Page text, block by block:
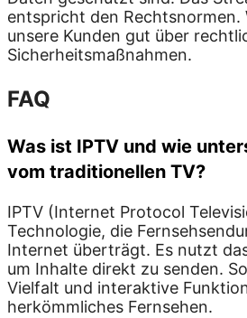
entspricht den Rechtsnormen.
unsere Kunden gut über
Sicherheitsmaßnahmen.
FAQ
Was ist IPTV und wie
vom traditionellen TV?
IPTV (Internet Protocol
Technologie, die
Internet überträgt. Es nutzt
um Inhalte direkt zu senden.
Vielfalt und interaktive
herkömmliches Fernsehen.